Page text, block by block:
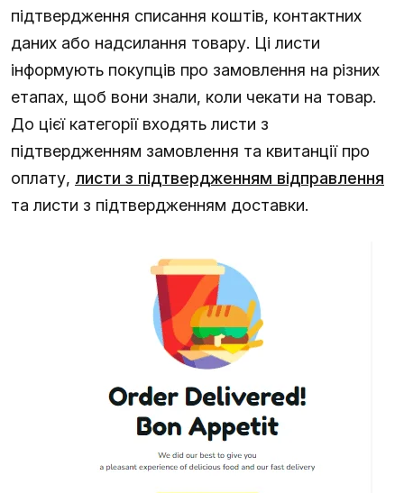
підтвердження списання коштів, контактних
даних або надсилання товару. Ці листи
інформують покупців про замовлення на різних
етапах, щоб вони знали, коли чекати на товар.
До цієї категорії входять листи з
підтвердженням замовлення та квитанції про
оплату, листи з підтвердженням відправлення
та листи з підтвердженням доставки.